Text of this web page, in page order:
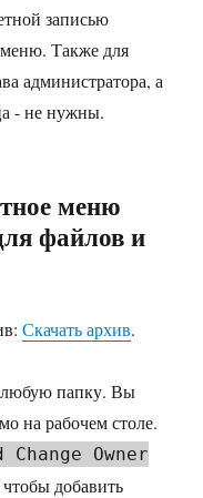
записью
Также для
администратора, а
- не нужны.
меню
файлов и
Скачать архив.
любую папку. Вы
на рабочем столе.
Change Owner
добавить